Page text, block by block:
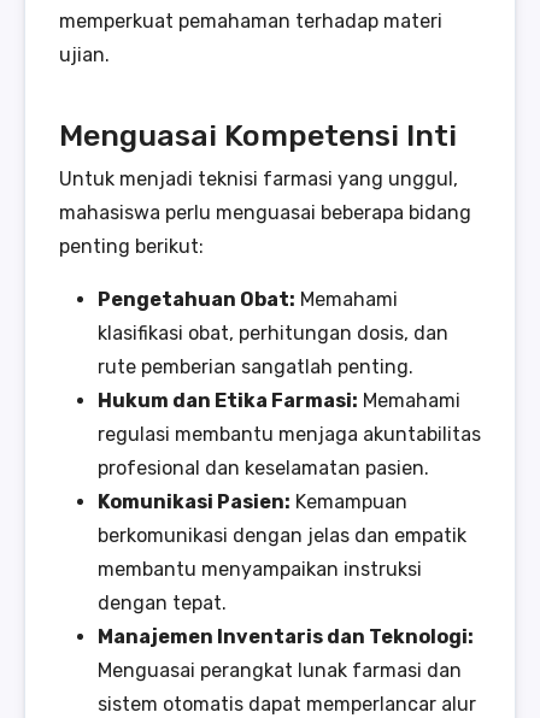
memperkuat pemahaman terhadap materi
ujian.
Menguasai Kompetensi Inti
Untuk menjadi teknisi farmasi yang unggul,
mahasiswa perlu menguasai beberapa bidang
penting berikut:
Pengetahuan Obat: Memahami
klasifikasi obat, perhitungan dosis, dan
rute pemberian sangatlah penting.
Hukum dan Etika Farmasi: Memahami
regulasi membantu menjaga akuntabilitas
profesional dan keselamatan pasien.
Komunikasi Pasien: Kemampuan
berkomunikasi dengan jelas dan empatik
membantu menyampaikan instruksi
dengan tepat.
Manajemen Inventaris dan Teknologi:
Menguasai perangkat lunak farmasi dan
sistem otomatis dapat memperlancar alur